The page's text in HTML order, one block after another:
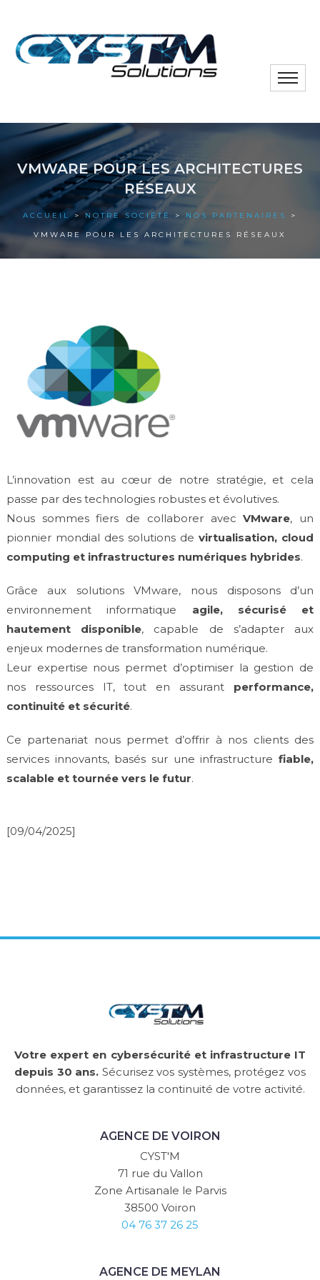
Notre société
Nos solutions
Nos actus
Nos références
Toggle
VMWARE POUR LES ARCHITECTURES
RÉSEAUX
ACCUEIL > NOTRE SOCIÉTÉ > NOS PARTENAIRES >
VMWARE POUR LES ARCHITECTURES RÉSEAUX
L’innovation est au cœur de notre stratégie, et cela
passe par des technologies robustes et évolutives.
Nous sommes fiers de collaborer avecVMware, un
pionnier mondial des solutions devirtualisation, cloud
computing et infrastructures numériques hybrides.
Grâce aux solutions VMware, nous disposons d’un
environnement informatique agile, sécurisé et
hautement disponible, capable de s’adapter aux
enjeux modernes de transformation numérique.
Leur expertise nous permet d’optimiser la gestion de
nos ressources IT, tout en assurant performance,
continuité et sécurité.
Ce partenariat nous permet d’offrir à nos clients des
services innovants, basés sur une infrastructurefiable,
scalable et tournée vers le futur.
[09/04/2025]
Votre expert en cybersécurité et infrastructure IT
depuis 30 ans. Sécurisez vos systèmes, protégez vos
données, et garantissez la continuité de votre activité.
AGENCE DE VOIRON
CYST'M
71 rue du Vallon
Zone Artisanale le Parvis
38500 Voiron
04 76 37 26 25
AGENCE DE MEYLAN